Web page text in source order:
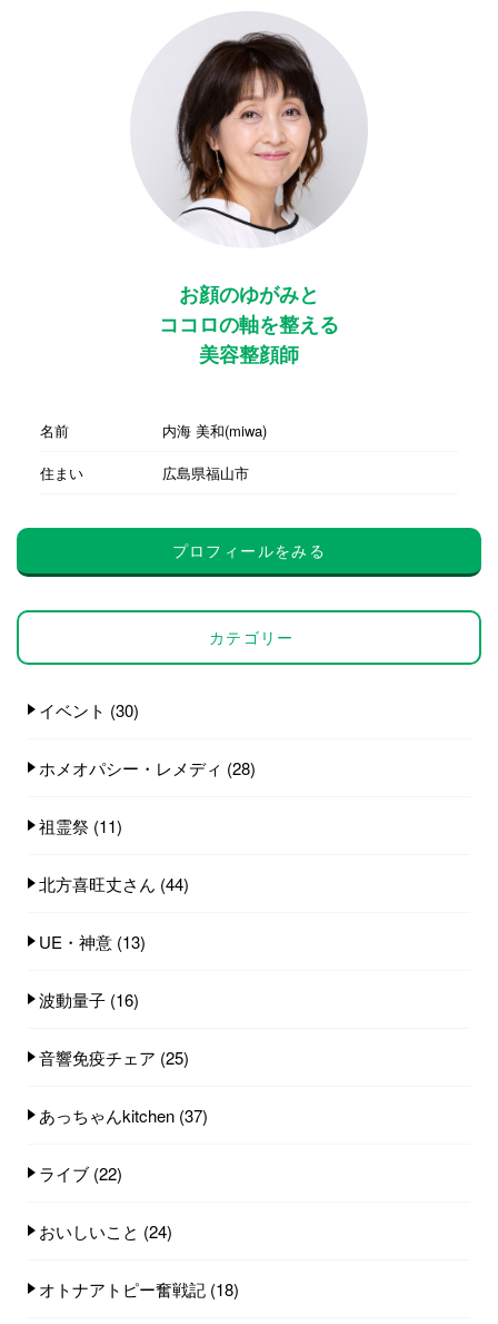
お顔のゆがみと
ココロの軸を整える
美容整顔師
名前
内海 美和(miwa)
住まい
広島県福山市
プロフィールをみる
カテゴリー
イベント (30)
ホメオパシー・レメディ (28)
祖霊祭 (11)
北方喜旺丈さん (44)
UE・神意 (13)
波動量子 (16)
音響免疫チェア (25)
あっちゃんkitchen (37)
ライブ (22)
おいしいこと (24)
オトナアトピー奮戦記 (18)